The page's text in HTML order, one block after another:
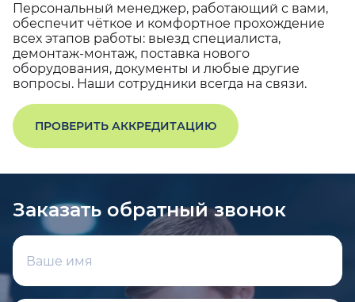
Персональный менеджер, работающий с вами,
обеспечит чёткое и комфортное прохождение
всех этапов работы: выезд специалиста,
демонтаж-монтаж, поставка нового
оборудования, документы и любые другие
вопросы. Наши сотрудники всегда на связи.
ПРОВЕРИТЬ АККРЕДИТАЦИЮ
Заказать обратный звонок